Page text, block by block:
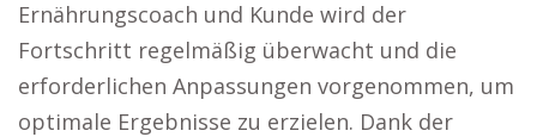
Ernährungscoach und Kunde wird der
Fortschritt regelmäßig überwacht und die
erforderlichen Anpassungen vorgenommen, um
optimale Ergebnisse zu erzielen. Dank der